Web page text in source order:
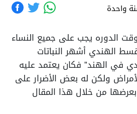
واحدة
الدوره يجب على جميع النساء
الهندي أشهر النباتات
في الهند” فكان يعتمد عليه
ولكن له بعض الأضرار على
من خلال هذا المقال